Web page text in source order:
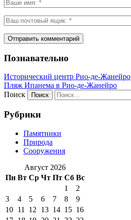
Познавательно
Исторический центр Рио-де-Жанейро
Пляж Ипанема в Рио-де-Жанейро
Поиск
Рубрики
Памятники
Природа
Сооружения
Август 2026
Пн Вт Ср Чт Пт Сб Вс
1
2
3
4 5 6 7 8
9
10 11 12 13 14 15 16